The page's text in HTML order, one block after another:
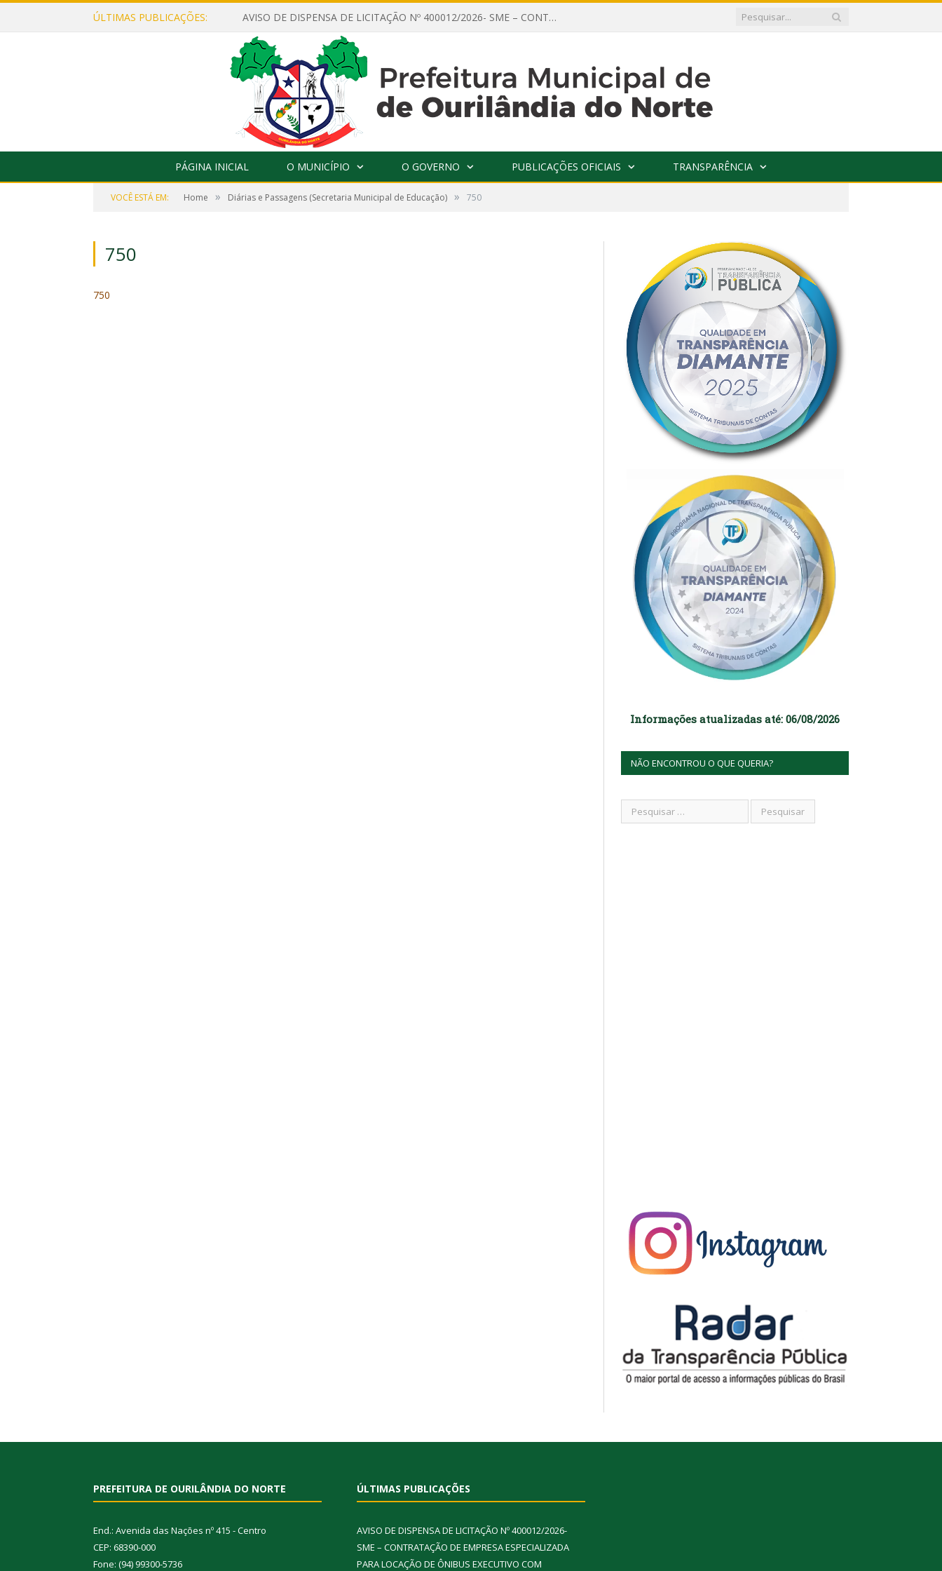
ÚLTIMAS PUBLICAÇÕES: AVISO DE DISPENSA DE LICITAÇÃO Nº 400012/2026- SME – CONTRATAÇÃO DE EMPRESA ESPECIALIZADA PARA LOCAÇÃO DE ÔNIBUS EXECUTIVO COM CAPACIDADE DE 60 (SESSENTA) POLTRONAS, PARA TRANSPORTAR PROFESSORES RESPONSÁVEIS E ALUNOS PARA BRASÍLIA, COM SAÍDA DIA 10/08/2026 E RETORNO DIA 14/08/2026
PÁGINA INICIAL O MUNICÍPIO O GOVERNO PUBLICAÇÕES OFICIAIS TRANSPARÊNCIA
VOCÊ ESTÁ EM: Home » Diárias e Passagens (Secretaria Municipal de Educação) » 750
750
750
Informações atualizadas até: 06/08/2026
NÃO ENCONTROU O QUE QUERIA?
PREFEITURA DE OURILÂNDIA DO NORTE
End.: Avenida das Nações nº 415 - Centro
CEP: 68390-000
Fone: (94) 99300-5736
ÚLTIMAS PUBLICAÇÕES
AVISO DE DISPENSA DE LICITAÇÃO Nº 400012/2026-
SME – CONTRATAÇÃO DE EMPRESA ESPECIALIZADA
PARA LOCAÇÃO DE ÔNIBUS EXECUTIVO COM